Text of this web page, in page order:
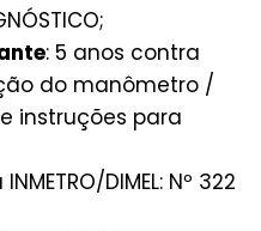
: 5 anos contra
do manômetro /
instruções para
DIMEL: Nº 322